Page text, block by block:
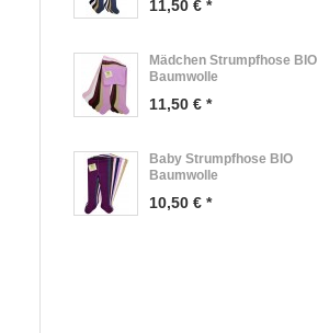
11,50 € *
Mädchen Strumpfhose BIO
Baumwolle
11,50 € *
Baby Strumpfhose BIO
Baumwolle
10,50 € *